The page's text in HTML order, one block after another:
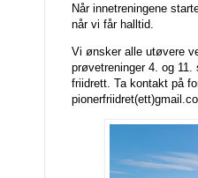
Når innetreningene
når vi får halltid.
Vi ønsker alle utøvere
prøvetreninger 4. og
friidrett. Ta kontakt på